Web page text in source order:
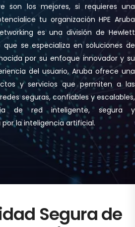
son los mejores, si requieres una
tu organización HPE Aruba
es una división de Hewlett
que se especializa en soluciones de
por su enfoque innovador y su
del usuario, Aruba ofrece una
y servicios que permiten a las
seguras, confiables y escalables,
de red inteligente, segura y
la inteligencia artificial.
Segura de